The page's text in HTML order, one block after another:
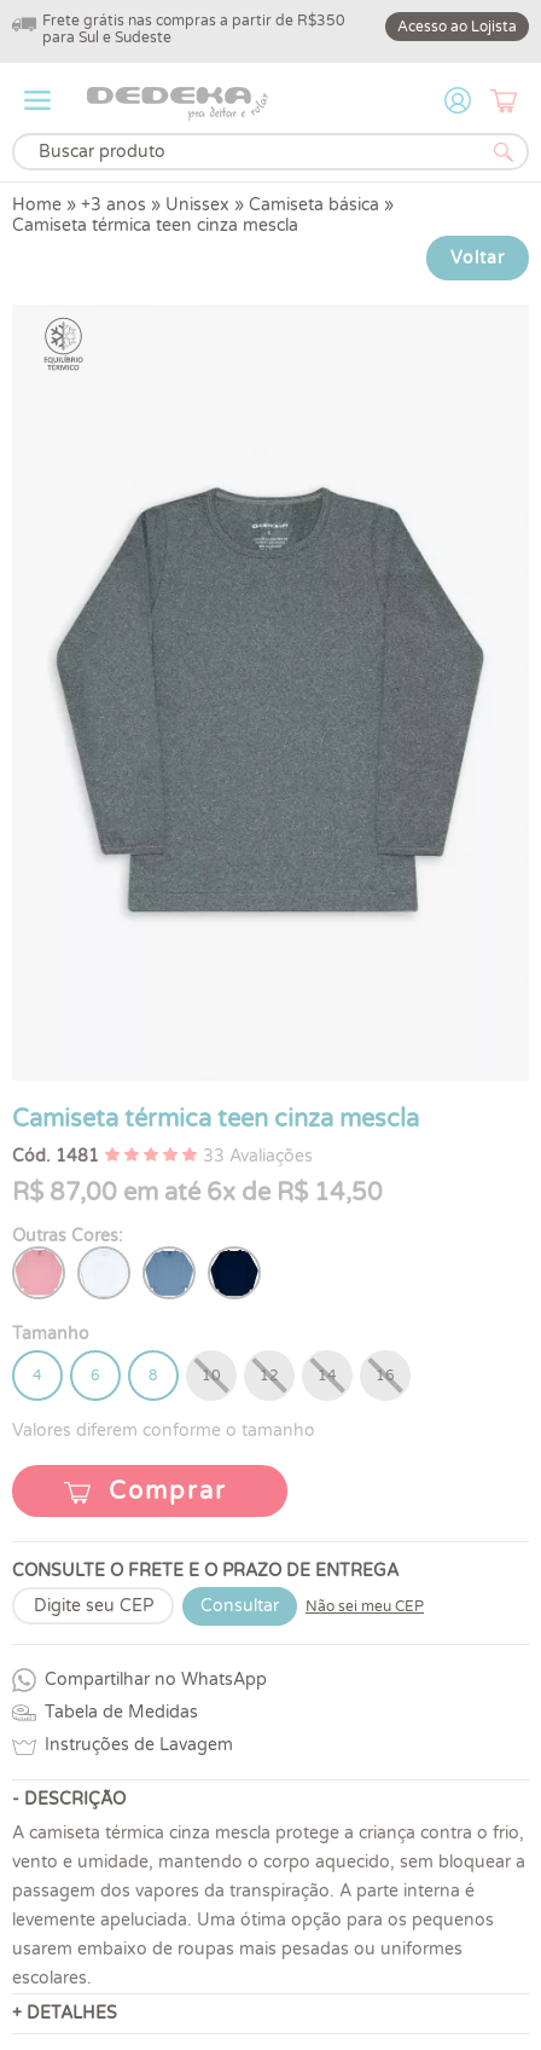
Frete grátis nas compras a partir de R$350
para Sul e Sudeste
10% off na
DEDEKA10
Acesso ao Lojista
Home » +3 anos » Unissex » Camiseta básica »
Camiseta térmica teen cinza mescla
Voltar
Camiseta térmica teen cinza mescla
Cód. 1481 33 Avaliações
R$ 87,00 em até 6x de R$ 14,50
Outras Cores:
Tamanho
4 6 8 10 12 14 16
Valores diferem conforme o tamanho
Comprar
CONSULTE O FRETE E O PRAZO DE ENTREGA
Consultar
Não sei meu CEP
Compartilhar no WhatsApp
Tabela de Medidas
Instruções de Lavagem
- DESCRIÇÃO
A camiseta térmica cinza mescla protege a criança contra o frio,
vento e umidade, mantendo o corpo aquecido, sem bloquear a
passagem dos vapores da transpiração. A parte interna é
levemente apeluciada. Uma ótima opção para os pequenos
usarem embaixo de roupas mais pesadas ou uniformes
escolares.
+ DETALHES